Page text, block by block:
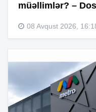
müəllimlər? –
08 Avqust 2026,